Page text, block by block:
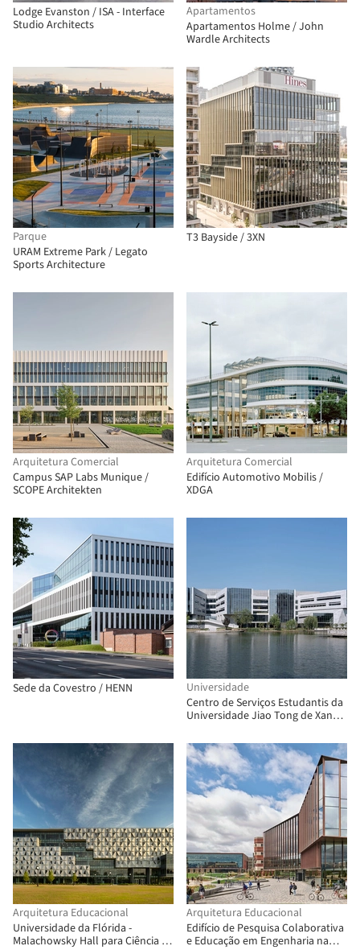
Lodge Evanston / ISA - Interface
Studio Architects
Apartamentos
Apartamentos Holme / John
Wardle Architects
Parque
URAM Extreme Park / Legato
Sports Architecture
T3 Bayside / 3XN
Arquitetura Comercial
Campus SAP Labs Munique /
SCOPE Architekten
Arquitetura Comercial
Edifício Automotivo Mobilis /
XDGA
Sede da Covestro / HENN
Universidade
Centro de Serviços Estudantis da
Universidade Jiao Tong de Xangai
Design Studio
Arquitetura Educacional
Universidade da Flórida -
Malachowsky Hall para Ciência de
Arquitetura Educacional
Edifício de Pesquisa Colaborativa
e Educação em Engenharia na